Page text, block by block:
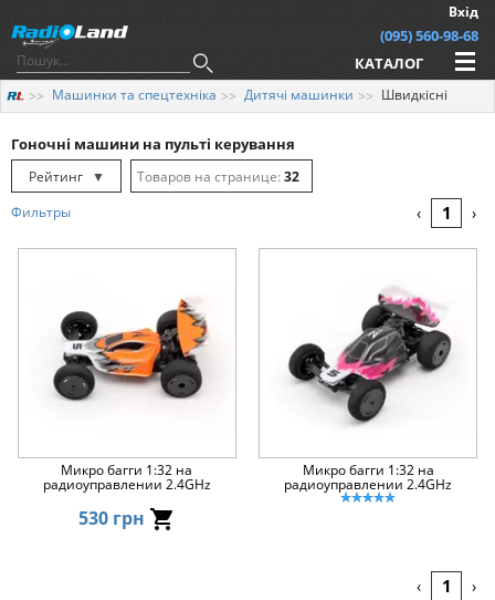
Вхід
(095) 560-98-68
КАТАЛОГ
Машинки та спецтехніка Дитячі машинки Швидкісні
Гоночні машини на пульті керування
Рейтинг
▼
Рейтинг
Ціна ▲
Ціна ▼
32
Фильтры ‹ 1 ›
Микро багги 1:32 на
радиоуправлении 2.4GHz
530 грн
Микро багги 1:32 на
радиоуправлении 2.4GHz
‹ 1 ›